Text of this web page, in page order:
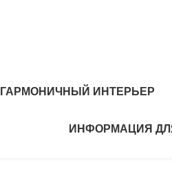
ГАРМОНИЧНЫЙ ИНТЕРЬЕР
ИНФОРМАЦИЯ